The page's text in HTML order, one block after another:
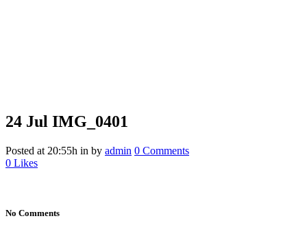
24 Jul IMG_0401
Posted at 20:55h in by admin 0 Comments
0 Likes
No Comments